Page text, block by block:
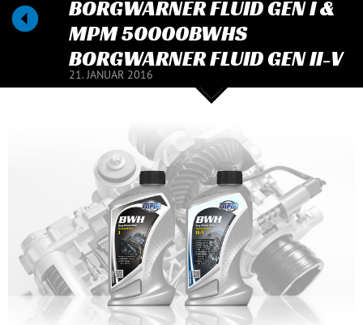
BORGWARNER FLUID GEN I &
MPM 50000BWHS
BORGWARNER FLUID GEN II-V
21. JANUAR 2016